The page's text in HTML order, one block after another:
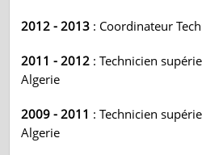
2012 - 2013 : Coordinateur
2011 - 2012 : Technicien
Algerie
2009 - 2011 : Technicien
Algerie